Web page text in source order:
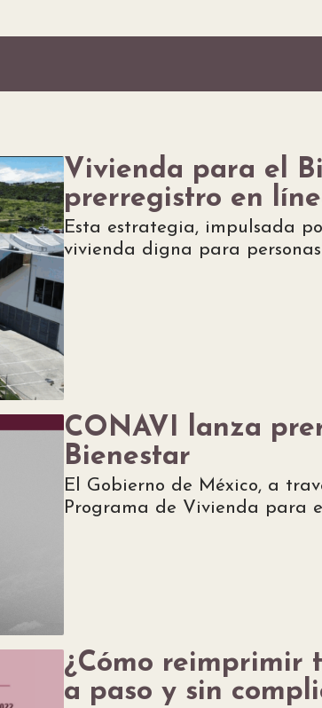
Vivienda para el
prerregistro en
Esta estrategia, impulsada
vivienda digna para
CONAVI lanza
Bienestar
El Gobierno de México, a
Programa de Vivienda para
¿Cómo reimprimir
a paso y sin